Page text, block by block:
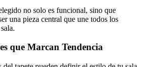
no solo es funcional, sino que
una pieza central que une todos los
que Marcan Tendencia